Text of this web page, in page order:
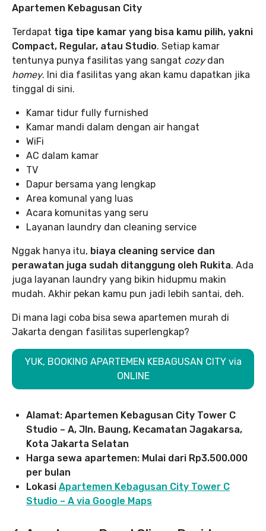
Apartemen Kebagusan City
Terdapat tiga tipe kamar yang bisa kamu pilih, yakni
Compact, Regular, atau Studio. Setiap kamar
tentunya punya fasilitas yang sangat cozydan
homey. Ini dia fasilitas yang akan kamu dapatkan jika
tinggal di sini.
Kamar tidur fully furnished
Kamar mandi dalam dengan air hangat
WiFi
AC dalam kamar
TV
Dapur bersama yang lengkap
Area komunal yang luas
Acara komunitas yang seru
Layanan laundry dan cleaning service
Nggak hanya itu, biaya cleaning service dan
perawatan juga sudah ditanggung oleh Rukita. Ada
juga layanan laundry yang bikin hidupmu makin
mudah. Akhir pekan kamu pun jadi lebih santai, deh.
Di mana lagi coba bisa sewa apartemen murah di
Jakarta dengan fasilitas superlengkap?
YUK, BOOKING APARTEMEN KEBAGUSAN CITY via
ONLINE
Alamat: Apartemen Kebagusan City Tower C
Studio – A, Jln. Baung, Kecamatan Jagakarsa,
Kota Jakarta Selatan
Harga sewa apartemen: Mulai dari Rp3.500.000
per bulan
Lokasi Apartemen Kebagusan City Tower C
Studio – A via Google Maps